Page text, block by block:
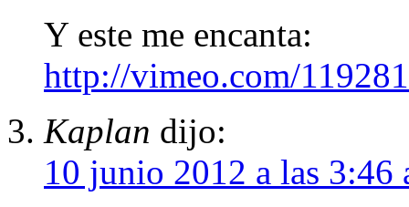
Y este me encanta:
http://vimeo.com/
Kaplan dijo:
10 junio 2012 a las 3:46